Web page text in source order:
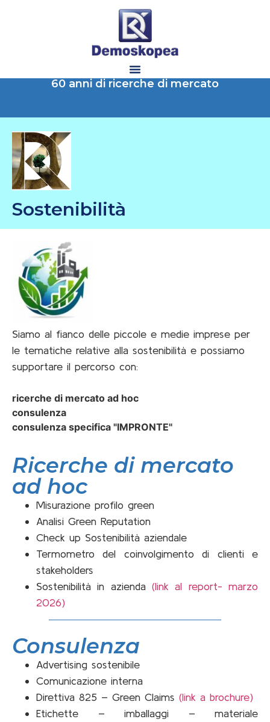
60 anni di ricerche di mercato
Sostenibilità
Siamo al fianco delle piccole e medie imprese per
le tematiche relative alla sostenibilità e possiamo
supportare il percorso con:
ricerche di mercato ad hoc
consulenza
consulenza specifica "IMPRONTE"
Ricerche di mercato
ad hoc
Misurazione profilo green
Analisi Green Reputation
Check up Sostenibilità aziendale
Termometro del coinvolgimento di clienti e
stakeholders
Sostenibilità in azienda (link al report- marzo
2026)
Consulenza
Advertising sostenibile
Comunicazione interna
Direttiva 825 – Green Claims (link a brochure)
Etichette – imballaggi – materiale